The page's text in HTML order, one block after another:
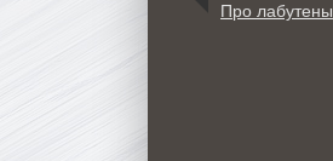
Про лабутены